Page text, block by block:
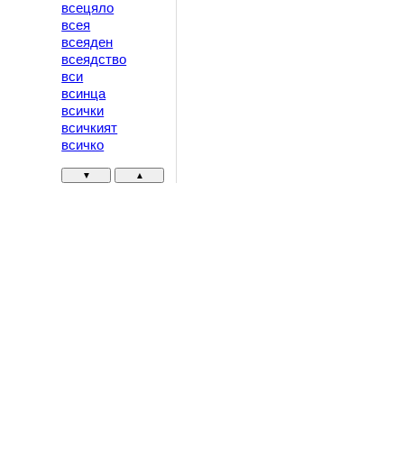
всецяло
всея
всеяден
всеядство
вси
всинца
всички
всичкият
всичко
▼ ▲